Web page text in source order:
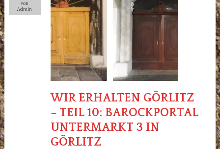
von
Admin
WIR ERHALTEN GÖRLITZ
– TEIL 10: BAROCKPORTAL
UNTERMARKT 3 IN
GÖRLITZ